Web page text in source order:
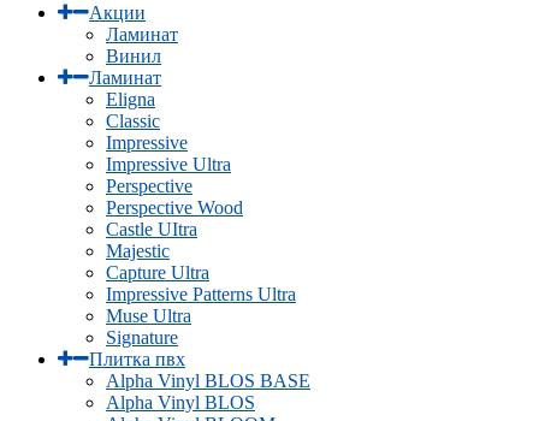
Акции
Ламинат
Винил
Ламинат
Eligna
Classic
Impressive
Impressive Ultra
Perspective
Perspective Wood
Castle UItra
Majestic
Capture Ultra
Impressive Patterns Ultra
Muse Ultra
Signature
Плитка пвх
Alpha Vinyl BLOS BASE
Alpha Vinyl BLOS